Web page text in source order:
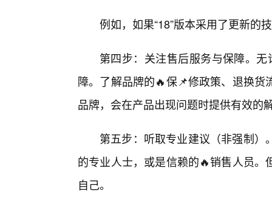
例如，如果“18”版本采用了更新的
第四步：关注售后服务与保障。无
障。了解品牌的🔥保📌修政策、退换
品牌，会在产品出现问题时提供有效的
第五步：听取专业建议（非强制
的专业人士，或是信赖的🔥销售人员
自己。